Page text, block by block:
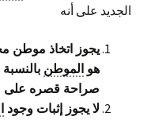
الجديد على أنه
يجوز اتخاذ موطن
هو الموطن
صراحة قصره على
لا يجوز إثبات وجود